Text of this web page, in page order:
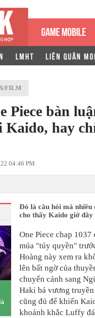
GAME MOBILE
LMHT LIÊN QUÂN
FILM
Piece bàn
Kaido, hay
04:46 PM
Đó là câu hỏi mà nhiều
cho thấy Kaido giờ
One Piece chap
múa "túy quyền"
Hoàng này xem ra
lên bất ngờ của
chuyển cảnh sang
Haki bá vương
cũng đủ để khiến
khoảnh khắc Luffy